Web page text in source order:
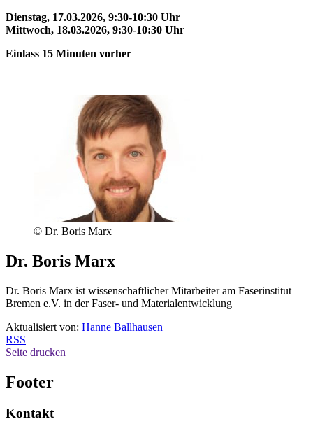
Dienstag, 17.03.2026, 9:30-10:30 Uhr
Mittwoch, 18.03.2026, 9:30-10:30 Uhr
Einlass 15 Minuten vorher
© Dr. Boris Marx
Dr. Boris Marx
Dr. Boris Marx ist wissenschaftlicher Mitarbeiter am Faserinstitut
Bremen e.V. in der Faser- und Materialentwicklung
Aktualisiert von: Hanne Ballhausen
RSS
Seite drucken
Footer
Kontakt